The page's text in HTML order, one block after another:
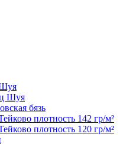
Шуя
Шуя
бязь
плотность 142 гр/м²
плотность 120 гр/м²